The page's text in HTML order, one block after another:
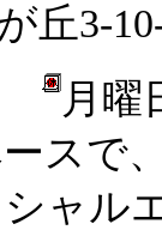
丘3-
月曜
スで
ャル